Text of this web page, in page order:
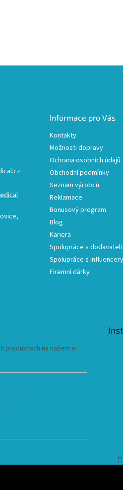
Informace pro Vás
Kontakty
Možnosti dopravy
Ochrana osobních údajů
Obchodní podmínky
Seznam výrobců
Reklamace
Bonusový program
Blog
Kariera
Spolupráce s dodavateli
Spolupráce s influencery
Firemní dárky
produktech na našem e-